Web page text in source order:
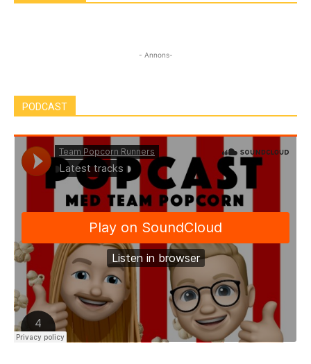
- Annons-
PODCAST